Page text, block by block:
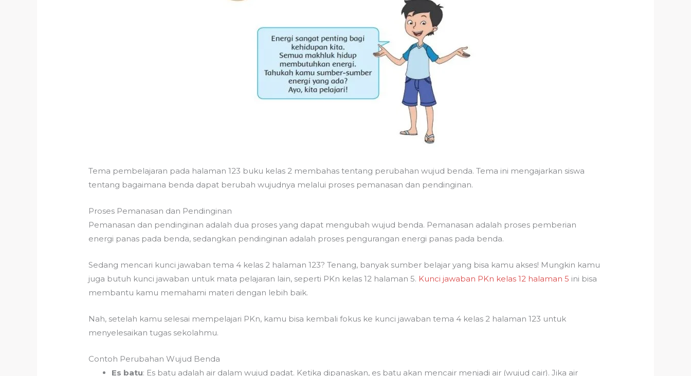
Tema pembelajaran pada halaman 123 buku kelas 2 membahas tentang perubahan wujud benda. Tema ini mengajarkan siswa
tentang bagaimana benda dapat berubah wujudnya melalui proses pemanasan dan pendinginan.
Proses Pemanasan dan Pendinginan
Pemanasan dan pendinginan adalah dua proses yang dapat mengubah wujud benda. Pemanasan adalah proses pemberian
energi panas pada benda, sedangkan pendinginan adalah proses pengurangan energi panas pada benda.
Sedang mencari kunci jawaban tema 4 kelas 2 halaman 123? Tenang, banyak sumber belajar yang bisa kamu akses! Mungkin kamu
juga butuh kunci jawaban untuk mata pelajaran lain, seperti PKn kelas 12 halaman 5. Kunci jawaban PKn kelas 12 halaman 5 ini bisa
membantu kamu memahami materi dengan lebih baik.
Nah, setelah kamu selesai mempelajari PKn, kamu bisa kembali fokus ke kunci jawaban tema 4 kelas 2 halaman 123 untuk
menyelesaikan tugas sekolahmu.
Contoh Perubahan Wujud Benda
Es batu: Es batu adalah air dalam wujud padat. Ketika dipanaskan, es batu akan mencair menjadi air (wujud cair). Jika air